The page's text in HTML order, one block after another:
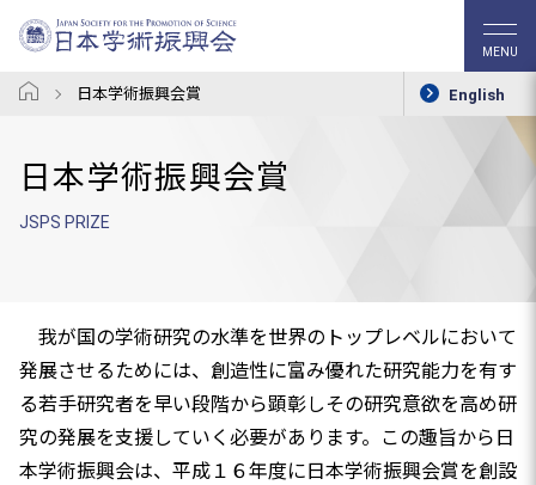
MENU
日本学術振興会賞 English
日本学術振興会賞
JSPS PRIZE
我が国の学術研究の水準を世界のトップレベルにおいて
発展させるためには、創造性に富み優れた研究能力を有す
る若手研究者を早い段階から顕彰しその研究意欲を高め研
究の発展を支援していく必要があります。この趣旨から日
本学術振興会は、平成１６年度に日本学術振興会賞を創設